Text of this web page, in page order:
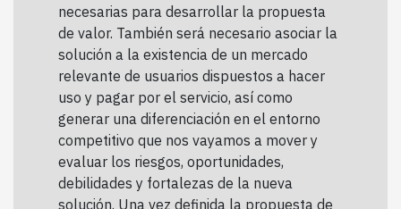
necesarias para desarrollar la propuesta
de valor. También será necesario asociar la
solución a la existencia de un mercado
relevante de usuarios dispuestos a hacer
uso y pagar por el servicio, así como
generar una diferenciación en el entorno
competitivo que nos vayamos a mover y
evaluar los riesgos, oportunidades,
debilidades y fortalezas de la nueva
solución. Una vez definida la propuesta de